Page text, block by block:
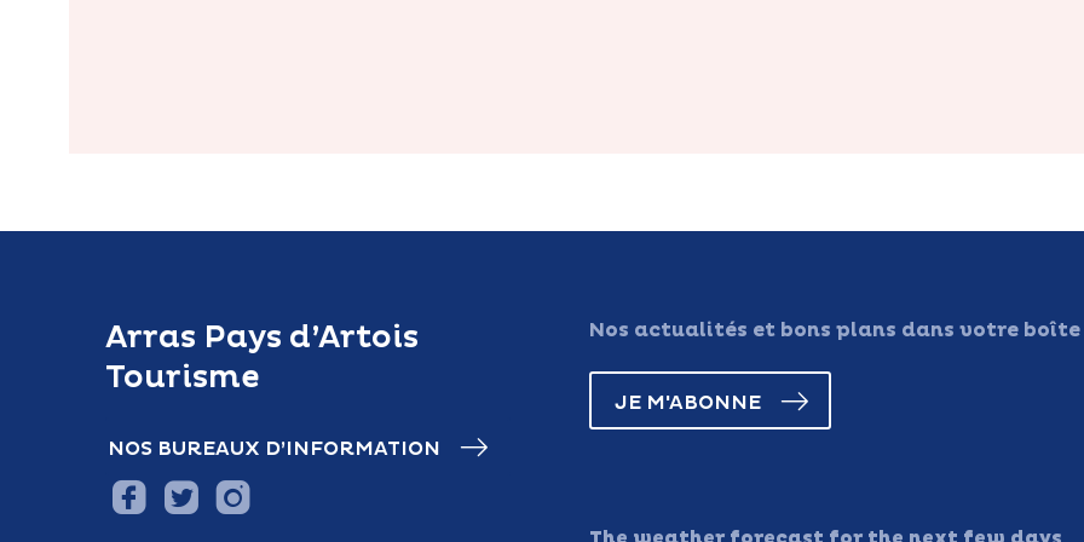
Arras Pays d’Artois
Tourisme
NOS BUREAUX D’INFORMATION
Nos actualités et bons plans dans votre
JE M'ABONNE